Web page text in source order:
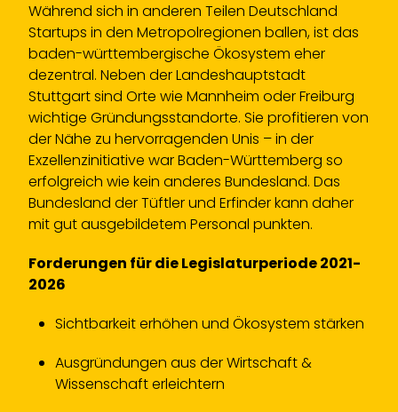
Während sich in anderen Teilen Deutschland
Startups in den Metropolregionen ballen, ist das
baden-württembergische Ökosystem eher
dezentral. Neben der Landeshauptstadt
Stuttgart sind Orte wie Mannheim oder Freiburg
wichtige Gründungsstandorte. Sie profitieren von
der Nähe zu hervorragenden Unis – in der
Exzellenzinitiative war Baden-Württemberg so
erfolgreich wie kein anderes Bundesland. Das
Bundesland der Tüftler und Erfinder kann daher
mit gut ausgebildetem Personal punkten.
Forderungen für die Legislaturperiode 2021-
2026
Sichtbarkeit erhöhen und Ökosystem stärken
Ausgründungen aus der Wirtschaft &
Wissenschaft erleichtern